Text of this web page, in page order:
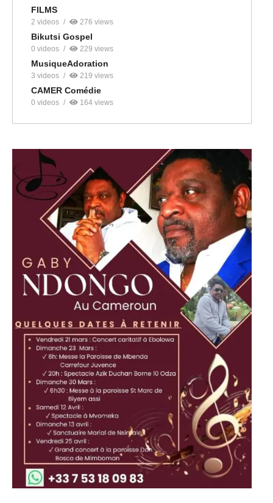
FILMS
2 videos 276 views
Bikutsi Gospel
0 videos 229 views
MusiqueAdoration
3 videos 219 views
CAMER Comédie
0 videos 164 views